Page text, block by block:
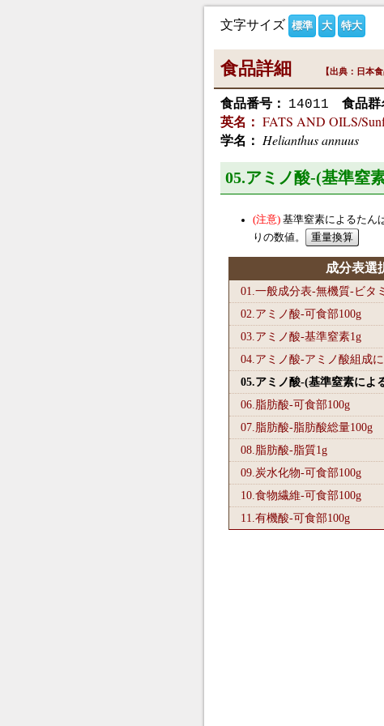
文字サイズ 標準 大 特大
食品詳細 【出典：日本
食品番号： 14011 食品群
英名： FATS AND OILS/
学名： Helianthus annuus
05.アミノ酸-(基準窒
基準窒素によるたん
りの数値。
成分表選
01.一般成分表-無機質-ビタ
02.アミノ酸-可食部100g
03.アミノ酸-基準窒素1g
04.アミノ酸-アミノ酸組成
05.アミノ酸-(基準窒素によ
06.脂肪酸-可食部100g
07.脂肪酸-脂肪酸総量100g
08.脂肪酸-脂質1g
09.炭水化物-可食部100g
10.食物繊維-可食部100g
11.有機酸-可食部100g